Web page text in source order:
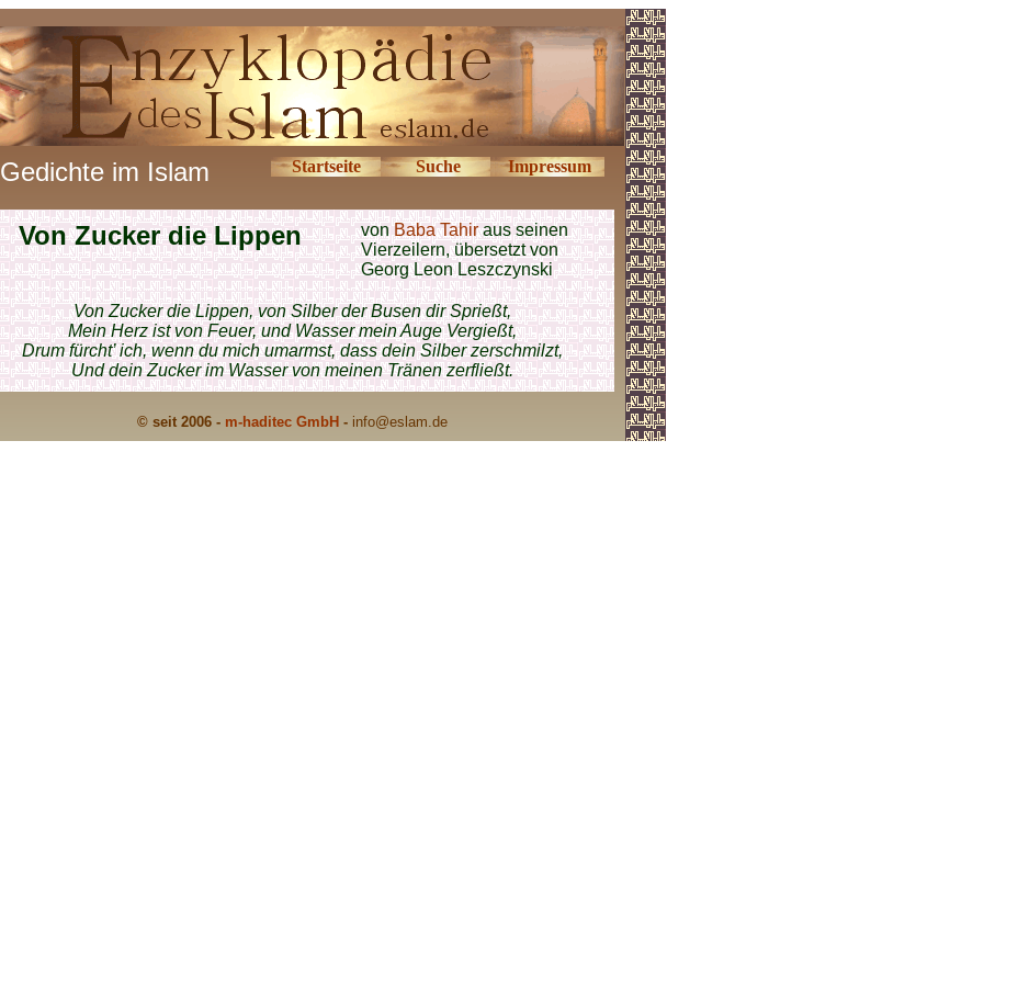
Gedichte im Islam Startseite Suche Impressum
Von Zucker die Lippen vonBaba Tahiraus seinen
Vierzeilern, übersetzt von
Georg Leon Leszczynski
Von Zucker die Lippen, von Silber der Busen dir Sprießt,
Mein Herz ist von Feuer, und Wasser mein Auge Vergießt,
Drum fürcht’ ich, wenn du mich umarmst, dass dein Silber zerschmilzt,
Und dein Zucker im Wasser von meinen Tränen zerfließt.
© seit 2006 - m-haditec GmbH - info@eslam.de